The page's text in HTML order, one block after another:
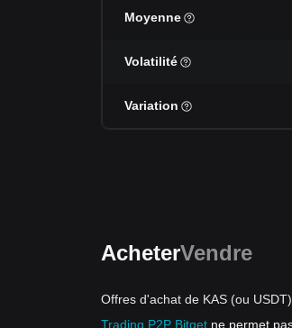
Moyenne
Volatilité
Variation
AcheterVendre
Offres d'achat de KAS (ou
Trading P2P Bitget ne permet